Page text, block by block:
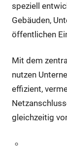
speziell
Gebäuden,
öffentlichen
Mit dem
nutzen
effizient,
gleichzeitig